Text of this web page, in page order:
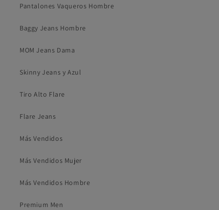
Pantalones Vaqueros Hombre
Baggy Jeans Hombre
MOM Jeans Dama
Skinny Jeans y Azul
Tiro Alto Flare
Flare Jeans
Más Vendidos
Más Vendidos Mujer
Más Vendidos Hombre
Premium Men